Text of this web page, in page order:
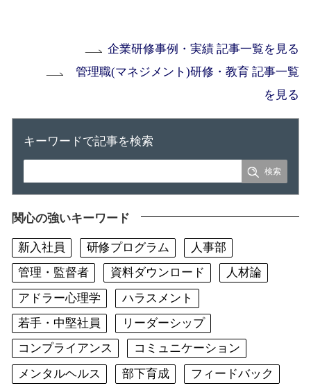
企業研修事例・実績 記事一覧を見る
管理職(マネジメント)研修・教育 記事一覧
を見る
キーワードで記事を検索
関心の強いキーワード
新入社員 研修プログラム
人事部
管理・監督者
資料ダウンロード
人材論
アドラー心理学
ハラスメント
若手・中堅社員
リーダーシップ
コンプライアンス
コミュニケーション
メンタルヘルス
部下育成
フィードバック